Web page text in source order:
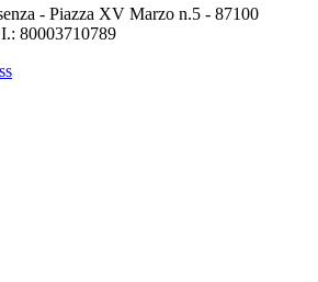
- Piazza XV Marzo n.5 - 87100
80003710789